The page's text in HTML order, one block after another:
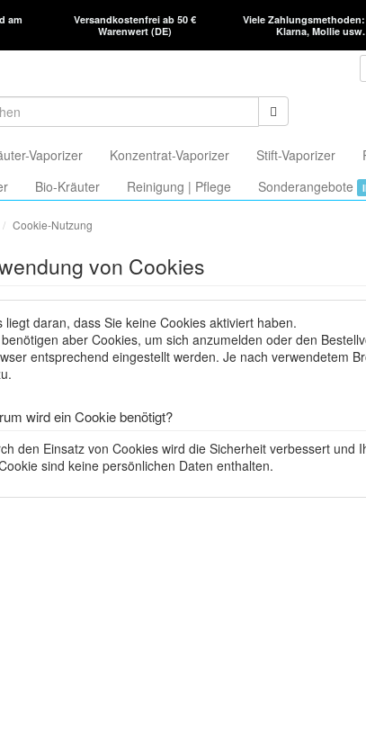
am
Versandkostenfrei ab 50 €
Warenwert (DE)
Viele Zahlungsmethoden:
Klarna, Mollie usw.
Vaporizer Konzentrat-Vaporizer Stift-Vaporizer
Bio-Kräuter Reinigung | Pflege Sonderangebote
Cookie-Nutzung
von Cookies
liegt daran, dass Sie keine Cookies aktiviert haben.
aber Cookies, um sich anzumelden oder den
entsprechend eingestellt werden. Je nach verwendetem
wird ein Cookie benötigt?
den Einsatz von Cookies wird die Sicherheit verbessert und
sind keine persönlichen Daten enthalten.